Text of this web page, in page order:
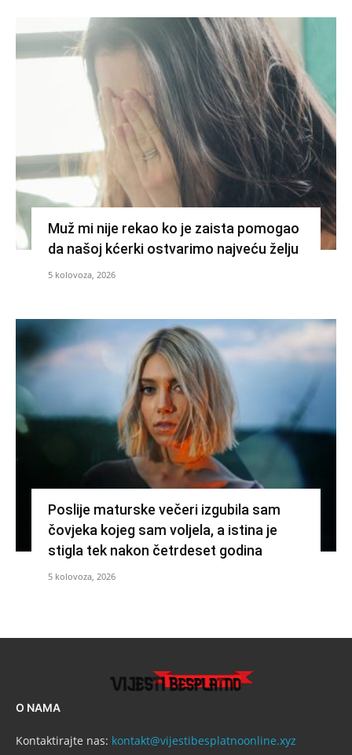
Muž mi nije rekao ko je zaista pomogao
da našoj kćerki ostvarimo najveću želju
5 kolovoza, 2026
Poslije maturske večeri izgubila sam
čovjeka kojeg sam voljela, a istina je
stigla tek nakon četrdeset godina
5 kolovoza, 2026
O NAMA
Kontaktirajte nas: kontakt@vijestibesplatnoonline.xyz